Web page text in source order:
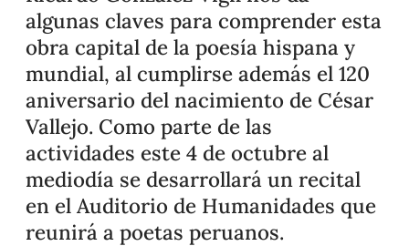
algunas claves para comprender esta
obra capital de la poesía hispana y
mundial, al cumplirse además el 120
aniversario del nacimiento de César
Vallejo. Como parte de las
actividades este 4 de octubre al
mediodía se desarrollará un recital
en el Auditorio de Humanidades que
reunirá a poetas peruanos.